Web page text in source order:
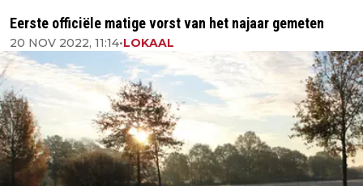
Eerste officiële matige vorst van het najaar gemeten
20 NOV 2022, 11:14•LOKAAL